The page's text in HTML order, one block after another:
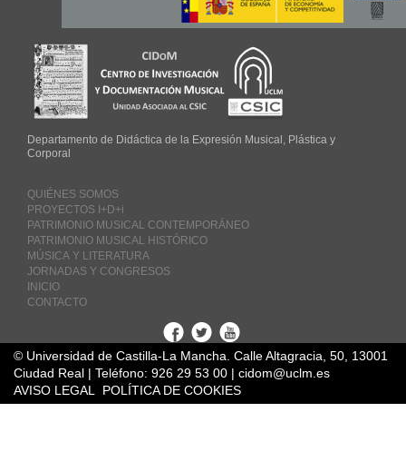
Departamento de Didáctica de la Expresión Musical, Plástica y
Corporal
QUIÉNES SOMOS
PROYECTOS I+D+i
PATRIMONIO MUSICAL CONTEMPORÁNEO
PATRIMONIO MUSICAL HISTÓRICO
MÚSICA Y LITERATURA
JORNADAS Y CONGRESOS
INICIO
CONTACTO
Facebook
TwitterYoutube
© Universidad de Castilla-La Mancha. Calle Altagracia, 50, 13001
Ciudad Real | Teléfono: 926 29 53 00 | cidom@uclm.es
AVISO LEGAL
POLÍTICA DE COOKIES